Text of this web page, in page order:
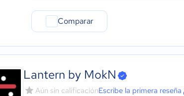
Comparar
Lantern by MokN
Aún sin calificaciónEscribe la primera reseña